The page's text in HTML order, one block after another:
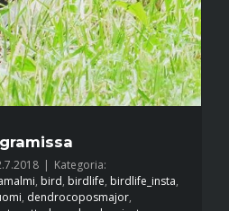
Kategoria:
, bird, birdlife, birdlife_insta,
, dendrocoposmajor,